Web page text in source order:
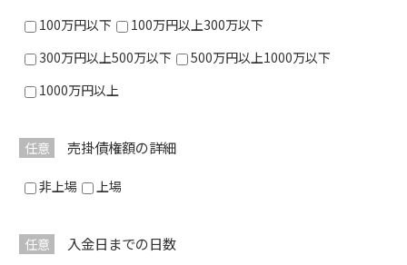
100万円以下
100万円以上300万以下
300万円以上500万以下
500万円以上1000万以下
1000万円以上
任意 売掛債権額の詳細
非上場 上場
任意 入金日までの日数